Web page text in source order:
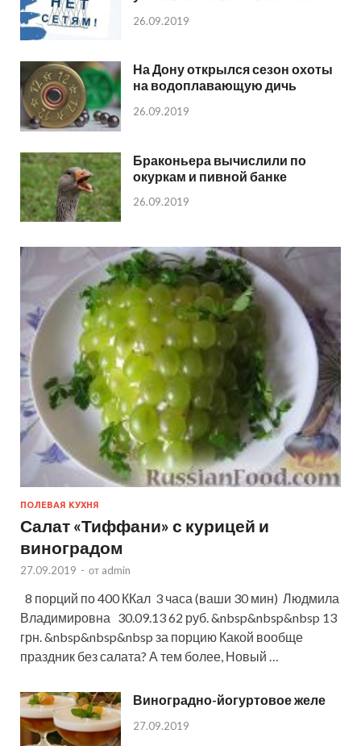
26.09.2019
На Дону открылся сезон охоты
на водоплавающую дичь
26.09.2019
Браконьера вычислили по
окуркам и пивной банке
26.09.2019
ПОЛЕВАЯ КУХНЯ
Салат «Тиффани» с курицей и
виноградом
27.09.2019 - от admin
8 порций по 400 ККал 3 часа (ваши 30 мин) Людмила
Владимировна 30.09.13 62 руб. &nbsp&nbsp&nbsp 13
грн. &nbsp&nbsp&nbsp за порцию Какой вообще
праздник без салата? А тем более, Новый …
Виноградно-йогуртовое желе
27.09.2019